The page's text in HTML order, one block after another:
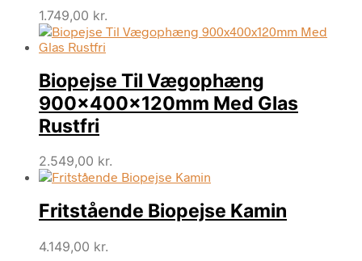
1.749,00 kr.
Biopejse Til Vægophæng
900x400x120mm Med Glas
Rustfri
2.549,00 kr.
Fritstående Biopejse Kamin
4.149,00 kr.